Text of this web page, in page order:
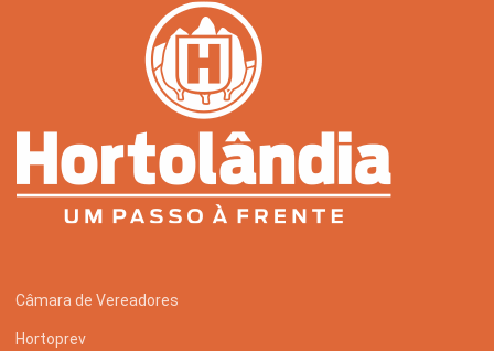
Câmara de Vereadores
Hortoprev